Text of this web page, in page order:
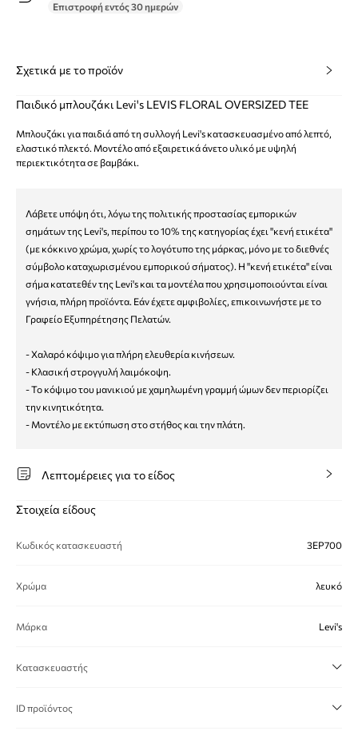
Επιστροφή εντός 30 ημερών
Σχετικά με το προϊόν
Παιδικό μπλουζάκι Levi's LEVIS FLORAL OVERSIZED TEE
Μπλουζάκι για παιδιά από τη συλλογή Levi's κατασκευασμένο από λεπτό,
ελαστικό πλεκτό. Μοντέλο από εξαιρετικά άνετο υλικό με υψηλή
περιεκτικότητα σε βαμβάκι.
Λάβετε υπόψη ότι, λόγω της πολιτικής προστασίας εμπορικών
σημάτων της Levi's, περίπου το 10% της κατηγορίας έχει "κενή ετικέτα"
(με κόκκινο χρώμα, χωρίς το λογότυπο της μάρκας, μόνο με το διεθνές
σύμβολο καταχωρισμένου εμπορικού σήματος). Η "κενή ετικέτα" είναι
σήμα κατατεθέν της Levi's και τα μοντέλα που χρησιμοποιούνται είναι
γνήσια, πλήρη προϊόντα. Εάν έχετε αμφιβολίες, επικοινωνήστε με το
Γραφείο Εξυπηρέτησης Πελατών.
- Χαλαρό κόψιμο για πλήρη ελευθερία κινήσεων.
- Κλασική στρογγυλή λαιμόκοψη.
- Το κόψιμο του μανικιού με χαμηλωμένη γραμμή ώμων δεν περιορίζει
την κινητικότητα.
- Μοντέλο με εκτύπωση στο στήθος και την πλάτη.
Λεπτομέρειες για το είδος
Στοιχεία είδους
Κωδικός κατασκευαστή 3EP700
Χρώμα λευκό
Μάρκα Levi's
Κατασκευαστής
ID προϊόντος